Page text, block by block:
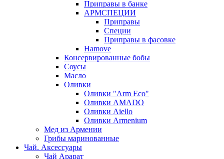
Приправы в банке
АРМСПЕЦИИ
Приправы
Специи
Приправы в фасовке
Hamove
Консервированные бобы
Соусы
Масло
Оливки
Оливки "Arm Eco"
Оливки AMADO
Оливки Aiello
Оливки Armenium
Мед из Армении
Грибы маринованные
Чай. Аксессуары
Чай Арарат